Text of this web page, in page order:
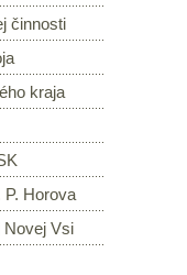
činnosti
kraja
Horova
Vsi